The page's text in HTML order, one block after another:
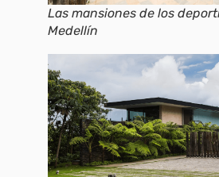
Las mansiones de los
Medellín